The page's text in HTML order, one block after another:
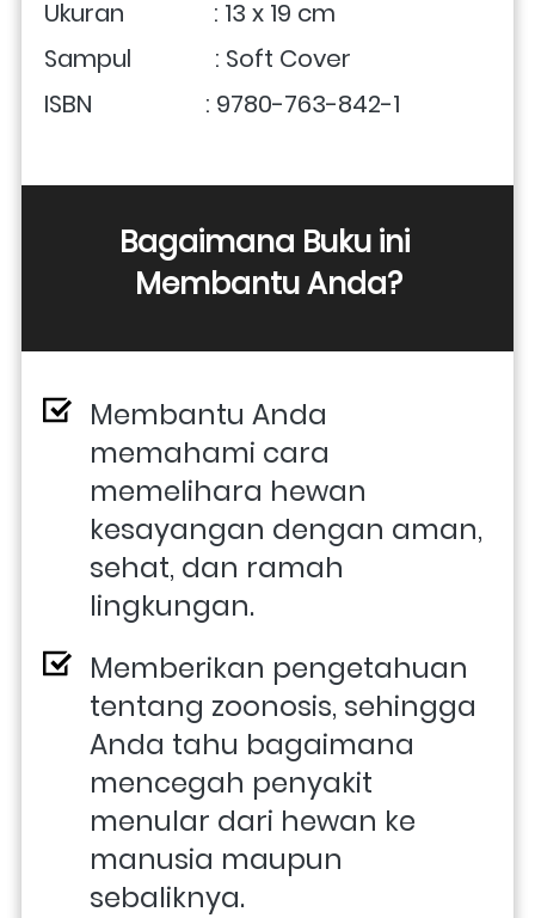
Ukuran               : 13 x 19 cm
Sampul              : Soft Cover
ISBN                   : 9780-763-842-1
Bagaimana Buku ini
Membantu Anda?
Membantu Anda
memahami cara
memelihara hewan
kesayangan dengan aman,
sehat, dan ramah
lingkungan.
Memberikan pengetahuan
tentang zoonosis, sehingga
Anda tahu bagaimana
mencegah penyakit
menular dari hewan ke
manusia maupun
sebaliknya.